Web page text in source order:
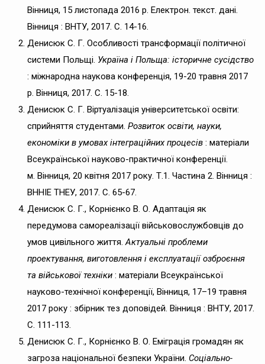
Вінниця, 15 листопада 2016 р. Електрон. текст. дані.
Вінниця : ВНТУ, 2017. С. 14-16.
Денисюк С. Г. Особливості трансформації політичної
системи Польщі. Україна і Польща: історичне сусідство
: міжнародна наукова конференція, 19-20 травня 2017
р. Вінниця, 2017. С. 15-18.
Денисюк С. Г. Віртуалізація університетської освіти:
сприйняття студентами. Розвиток освіти, науки,
економіки в умовах інтеграційних процесів : матеріали
Всеукраїнської науково-практичної конференції.
м. Вінниця, 20 квітня 2017 року. Т.1. Частина 2. Вінниця :
ВННІЕ ТНЕУ, 2017. С. 65-67.
Денисюк С. Г., Корнієнко В. О. Адаптація як
передумова самореалізації військовослужбовців до
умов цивільного життя. Актуальні проблеми
проектування, виготовлення і експлуатації озброєння
та військової техніки : матеріали Всеукраїнської
науково-технічної конференції, Вінниця, 17–19 травня
2017 року : збірник тез доповідей. Вінниця : ВНТУ, 2017.
С. 111-113.
Денисюк С. Г., Корнієнко В. О. Еміграція громадян як
загроза національної безпеки України. Соціально-